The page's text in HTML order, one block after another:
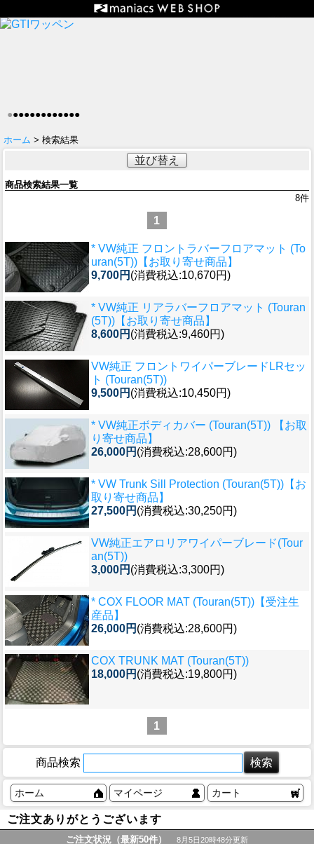
●●●●●●●●●●●●●
ホーム > 検索結果
並び替え
商品検索結果一覧
8件
1
* VW純正 フロントラバーフロアマット (To
uran(5T))【お取り寄せ商品】
9,700円 (消費税込:10,670円)
* VW純正 リアラバーフロアマット (Touran
(5T))【お取り寄せ商品】
8,600円 (消費税込:9,460円)
VW純正 フロントワイパーブレードLRセッ
ト (Touran(5T))
9,500円 (消費税込:10,450円)
* VW純正ボディカバー (Touran(5T)) 【お取
り寄せ商品】
26,000円 (消費税込:28,600円)
* VW Trunk Sill Protection (Touran(5T))【お
取り寄せ商品】
27,500円 (消費税込:30,250円)
VW純正エアロリアワイパーブレード(Tour
an(5T))
3,000円 (消費税込:3,300円)
* COX FLOOR MAT (Touran(5T))【受注生
産品】
26,000円 (消費税込:28,600円)
COX TRUNK MAT (Touran(5T))
18,000円 (消費税込:19,800円)
1
商品検索
ホーム マイページ カート
ご注文ありがとうございます